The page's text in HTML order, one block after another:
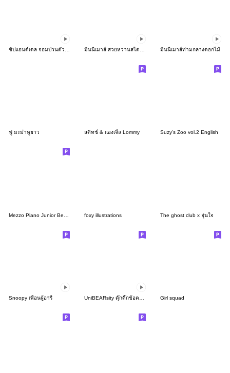
มินนี่เมาส์ท่ามกลางดอกไม้
ฟู มะม๋าหูยาว สติทช์ & แองเจิ้ล Lommy Suzy's Zoo vol.2 English
foxy illustrations The ghost club x อุ่นใจ
Snoopy เพื่อนผู้อารี Girl squad